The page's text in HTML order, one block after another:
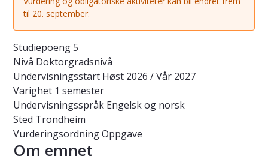
til 20. september.
Studiepoeng5
Nivå Doktorgradsnivå
Undervisningsstart Høst 2026 / Vår 2027
Varighet 1 semester
Undervisningsspråk Engelsk og norsk
Sted Trondheim
VurderingsordningOppgave
Om emnet